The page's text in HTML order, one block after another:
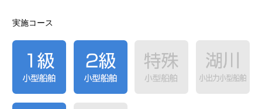
合格者の声
実施コース